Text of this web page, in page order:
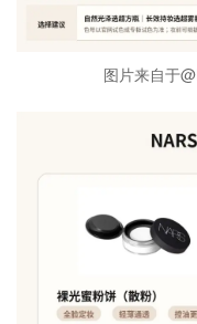
图片来自于